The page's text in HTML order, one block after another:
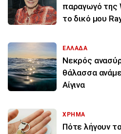
παραγωγό της
το δικό μου
ΕΛΛΑΔΑ
Νεκρός
θάλασσα
Αίγινα
ΧΡΗΜΑ
Πότε λήγουν